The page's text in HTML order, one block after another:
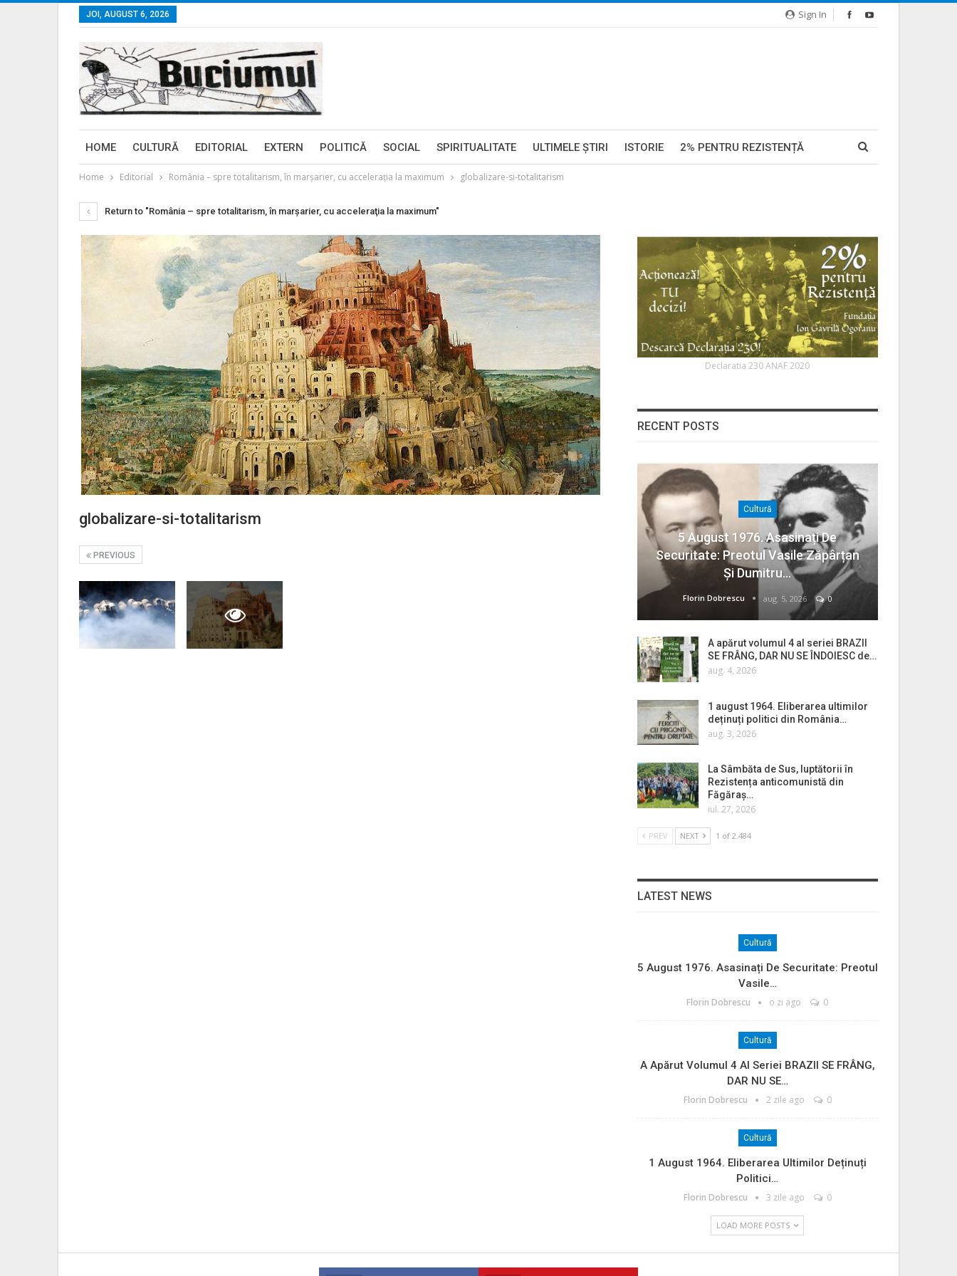
Sign In
JOI, AUGUST 6, 2026
HOME CULTURĂ EDITORIAL EXTERN POLITICĂ SOCIAL SPIRITUALITATE ULTIMELE ŞTIRI ISTORIE 2% PENTRU REZISTENȚĂ
Home Editorial România – spre totalitarism, în marşarier, cu acceleraţia la maximum globalizare-si-totalitarism
Return to "România – spre totalitarism, în marşarier, cu acceleraţia la maximum"
globalizare-si-totalitarism
PREVIOUS
Declaratia 230 ANAF 2020
RECENT POSTS
Cultură
5 August 1976. Asasinați De
Securitate: Preotul Vasile Zăpârțan
Și Dumitru…
Florin Dobrescu aug. 5, 2026 0
A apărut volumul 4 al seriei BRAZII
SE FRÂNG, DAR NU SE ÎNDOIESC de…
aug. 4, 2026
1 august 1964. Eliberarea ultimilor
deținuți politici din România…
aug. 3, 2026
La Sâmbăta de Sus, luptătorii în
Rezistența anticomunistă din
Făgăraș…
iul. 27, 2026
PREV NEXT 1 of 2.484
LATEST NEWS
Cultură
5 August 1976. Asasinați De Securitate: Preotul
Vasile…
Florin Dobrescu o zi ago 0
Cultură
A Apărut Volumul 4 Al Seriei BRAZII SE FRÂNG,
DAR NU SE…
Florin Dobrescu 2 zile ago 0
Cultură
1 August 1964. Eliberarea Ultimilor Deținuți
Politici…
Florin Dobrescu 3 zile ago 0
LOAD MORE POSTS